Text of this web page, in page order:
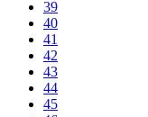
39
40
41
42
43
44
45